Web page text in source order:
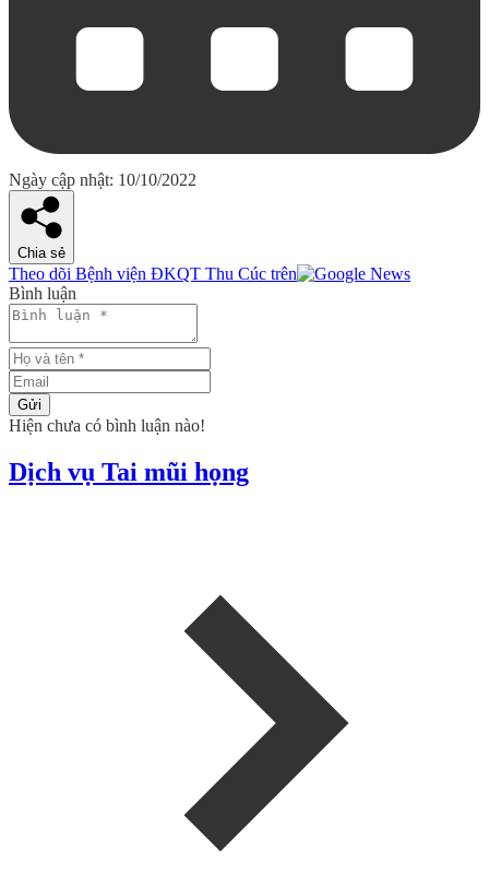
Ngày cập nhật: 10/10/2022
Chia sẻ
Theo dõi Bệnh viện ĐKQT Thu Cúc trên
Bình luận
Gửi
Hiện chưa có bình luận nào!
Dịch vụ Tai mũi họng